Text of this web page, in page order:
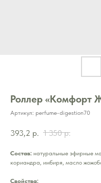
Роллер «Комфорт
Артикул: perfume-digestion70
393,2 р. 1 350 р.
Состав: натуральные эфирные
кориандра, имбиря, масло
Свойства: